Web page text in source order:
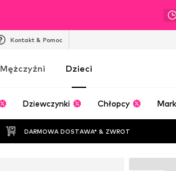
Kontakt & Pomoc
Mężczyźni Dzieci
Dziewczynki Chłopcy
DARMOWA DOSTAWA* & ZWROT